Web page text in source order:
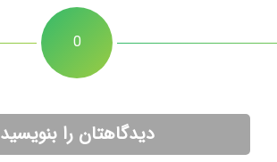
0
دیدگاهتان را بنویسید